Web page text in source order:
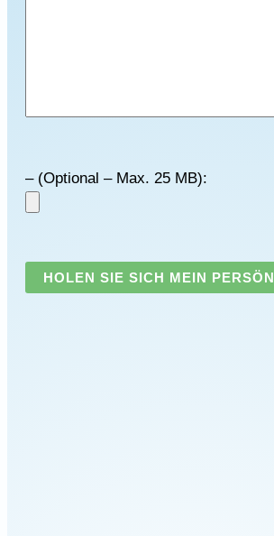
– (Optional – Max. 25 MB):